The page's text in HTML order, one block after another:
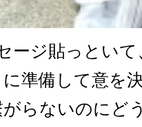
ージ貼っとい
準備して意を
らないのにど